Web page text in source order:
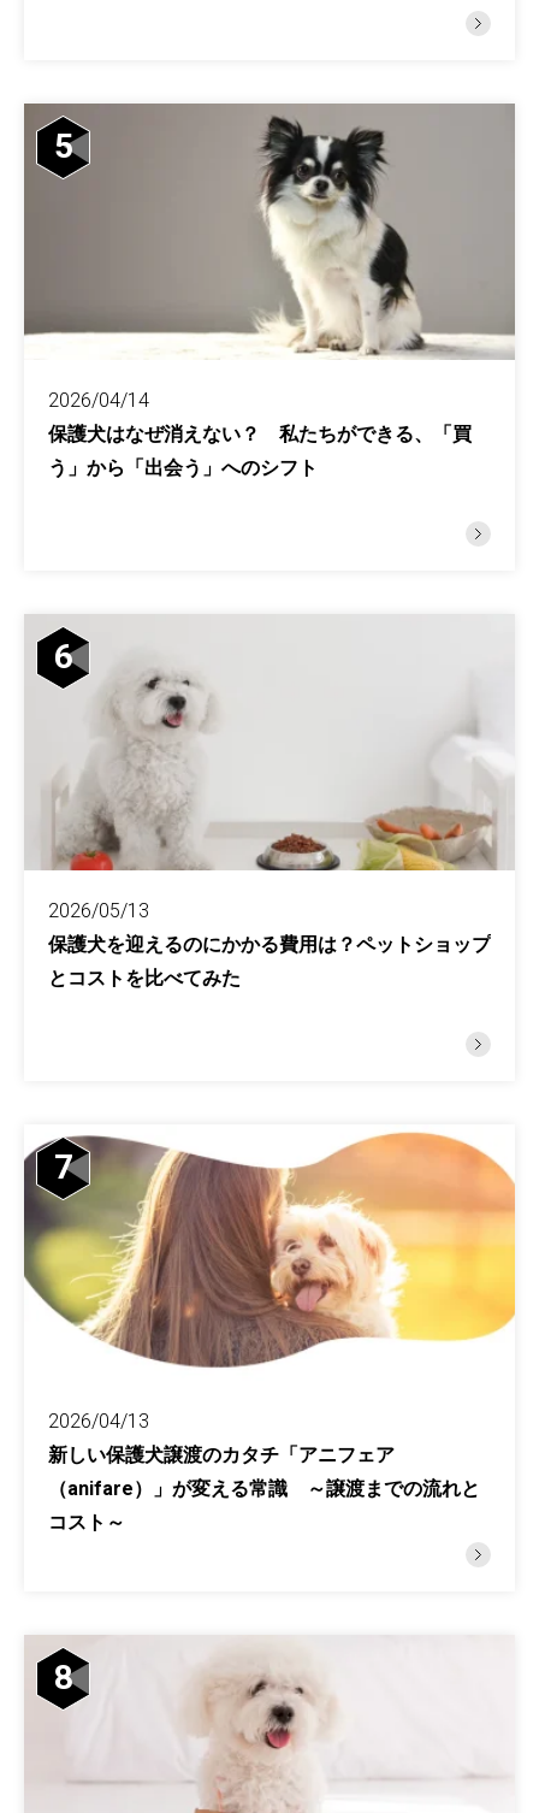
5
2026/04/14
保護犬はなぜ消えない？ 私たちができる、「買
う」から「出会う」へのシフト
6
2026/05/13
保護犬を迎えるのにかかる費用は？ペットショップ
とコストを比べてみた
7
2026/04/13
新しい保護犬譲渡のカタチ「アニフェア
（anifare）」が変える常識 ～譲渡までの流れと
コスト～
8